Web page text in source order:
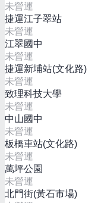
未營運
捷運江子翠站
未營運
江翠國中
未營運
捷運新埔站(文化路)
未營運
致理科技大學
未營運
中山國中
未營運
板橋車站(文化路)
未營運
萬坪公園
未營運
北門街(黃石市場)